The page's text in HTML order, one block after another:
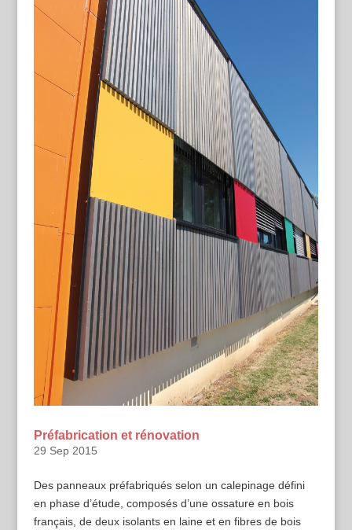
Préfabrication et rénovation
29 Sep 2015
Des panneaux préfabriqués selon un calepinage défini
en phase d’étude, composés d’une ossature en bois
français, de deux isolants en laine et en fibres de bois